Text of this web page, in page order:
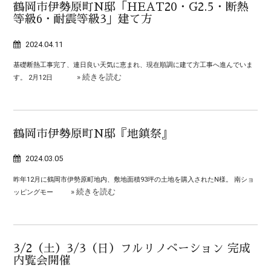
鶴岡市伊勢原町N邸「HEAT20・G2.5・断熱
等級6・耐震等級3」建て方
2024.04.11
基礎断熱工事完了、連日良い天気に恵まれ、現在順調に建て方工事へ進んでいま
す。 2月12日
» 続きを読む
鶴岡市伊勢原町N邸『地鎮祭』
2024.03.05
昨年12月に鶴岡市伊勢原町地内、敷地面積93坪の土地を購入されたN様。 南ショ
ッピングモー
» 続きを読む
3/2（土）3/3（日）フルリノベーション 完成
内覧会開催